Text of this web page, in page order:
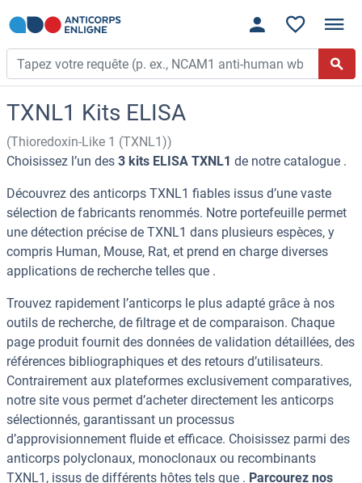
TXNL1 Kits ELISA
(Thioredoxin-Like 1 (TXNL1))
Choisissez l’un des 3 kits ELISA TXNL1 de notre catalogue .
Découvrez des anticorps TXNL1 fiables issus d’une vaste
sélection de fabricants renommés. Notre portefeuille permet
une détection précise de TXNL1 dans plusieurs espèces, y
compris Human, Mouse, Rat, et prend en charge diverses
applications de recherche telles que .
Trouvez rapidement l’anticorps le plus adapté grâce à nos
outils de recherche, de filtrage et de comparaison. Chaque
page produit fournit des données de validation détaillées, des
références bibliographiques et des retours d’utilisateurs.
Contrairement aux plateformes exclusivement comparatives,
notre site vous permet d’acheter directement les anticorps
sélectionnés, garantissant un processus
d’approvisionnement fluide et efficace. Choisissez parmi des
anticorps polyclonaux, monoclonaux ou recombinants
TXNL1, issus de différents hôtes tels que . Parcourez nos